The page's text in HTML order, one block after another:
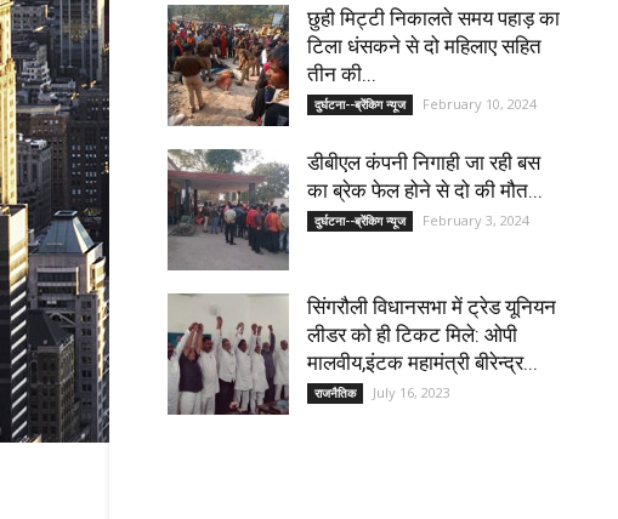
छुही मिट्टी निकालते समय पहाड़ का
टिला धंसकने से दो महिलाए सहित
तीन की...
दुर्घटना--ब्रेंकिग न्यूज February 10, 2024
डीबीएल कंपनी निगाही जा रही बस
का ब्रेक फेल होने से दो की मौत...
दुर्घटना--ब्रेंकिग न्यूज February 3, 2024
सिंगरौली विधानसभा में ट्रेड यूनियन
लीडर को ही टिकट मिले: ओपी
मालवीय,इंटक महामंत्री बीरेन्द्र...
राजनैतिक July 16, 2023